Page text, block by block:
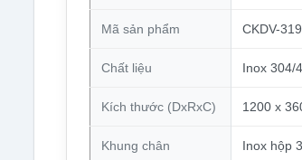
Mã sản phẩm CKDV-
Chất liệu Inox 304/
Kích thước (DxRxC) 1200 x
Khung chân Inox hộp